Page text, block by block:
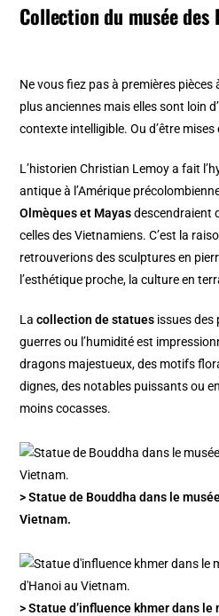
Collection du musée des
Ne vous fiez pas à premières pièces
plus anciennes mais elles sont loin
contexte intelligible. Ou d’être mises
L’historien Christian Lemoy a fait
antique à l’Amérique
Olmèques et Mayasdescendraient
celles des Vietnamiens. C’est la
retrouverions des sculptures en
l’esthétique proche, la culture en
Lacollection de statues issues des
guerres ou l’humidité est
dragons majestueux, des motifs
dignes, des notables puissants ou
moins cocasses.
> Statue de Bouddha dans le
Vietnam.
> Statue d’influence khmer dans le